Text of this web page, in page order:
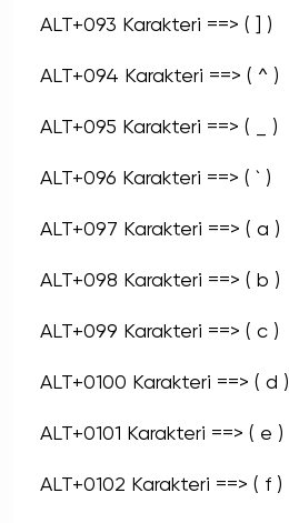
ALT+093 Karakteri ==> ( ] )
ALT+094 Karakteri ==> ( ^ )
ALT+095 Karakteri ==> ( _ )
ALT+096 Karakteri ==> ( ` )
ALT+097 Karakteri ==> ( a )
ALT+098 Karakteri ==> ( b )
ALT+099 Karakteri ==> ( c )
ALT+0100 Karakteri ==> ( d )
ALT+0101 Karakteri ==> ( e )
ALT+0102 Karakteri ==> ( f )